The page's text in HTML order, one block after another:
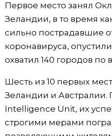
Политика
Экономика
Общество
Культура
Жизнь
Японский калейдоскоп
Семья
Еда и напитки
Первое место занял
Зеландии, в то время
сильно пострадавшие
коронавируса,
охватил 140 городов по
Шесть из 10 первых
Зеландии и
Intelligence Unit, их
строгими мерами